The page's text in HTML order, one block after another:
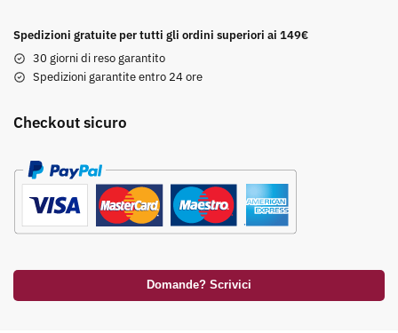
Spedizioni gratuite per tutti gli ordini superiori ai 149€
30 giorni di reso garantito
Spedizioni garantite entro 24 ore
Checkout sicuro
Domande? Scrivici